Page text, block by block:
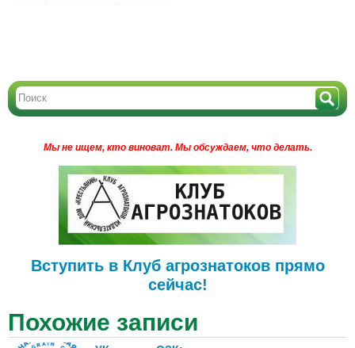
Мы не ищем, кто виноват. Мы обсуждаем, что делать.
Вступить в Клуб агрознатоков прямо
сейчас!
Похожие записи